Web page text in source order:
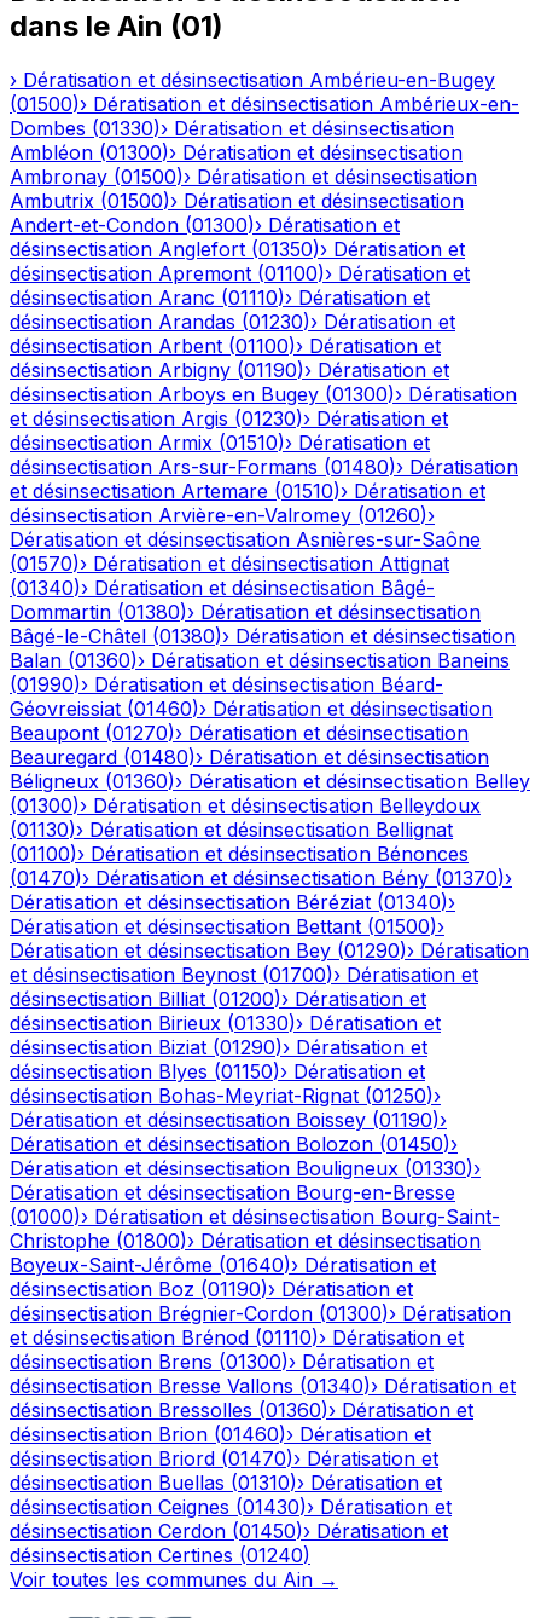
dans le Ain (01)
› Dératisation et désinsectisation Ambérieu-en-Bugey
(01500)› Dératisation et désinsectisation Ambérieux-en-
Dombes (01330)› Dératisation et désinsectisation
Ambléon (01300)› Dératisation et désinsectisation
Ambronay (01500)› Dératisation et désinsectisation
Ambutrix (01500)› Dératisation et désinsectisation
Andert-et-Condon (01300)› Dératisation et
désinsectisation Anglefort (01350)› Dératisation et
désinsectisation Apremont (01100)› Dératisation et
désinsectisation Aranc (01110)› Dératisation et
désinsectisation Arandas (01230)› Dératisation et
désinsectisation Arbent (01100)› Dératisation et
désinsectisation Arbigny (01190)› Dératisation et
désinsectisation Arboys en Bugey (01300)› Dératisation
et désinsectisation Argis (01230)› Dératisation et
désinsectisation Armix (01510)› Dératisation et
désinsectisation Ars-sur-Formans (01480)› Dératisation
et désinsectisation Artemare (01510)› Dératisation et
désinsectisation Arvière-en-Valromey (01260)›
Dératisation et désinsectisation Asnières-sur-Saône
(01570)› Dératisation et désinsectisation Attignat
(01340)› Dératisation et désinsectisation Bâgé-
Dommartin (01380)› Dératisation et désinsectisation
Bâgé-le-Châtel (01380)› Dératisation et désinsectisation
Balan (01360)› Dératisation et désinsectisation Baneins
(01990)› Dératisation et désinsectisation Béard-
Géovreissiat (01460)› Dératisation et désinsectisation
Beaupont (01270)› Dératisation et désinsectisation
Beauregard (01480)› Dératisation et désinsectisation
Béligneux (01360)› Dératisation et désinsectisation Belley
(01300)› Dératisation et désinsectisation Belleydoux
(01130)› Dératisation et désinsectisation Bellignat
(01100)› Dératisation et désinsectisation Bénonces
(01470)› Dératisation et désinsectisation Bény (01370)›
Dératisation et désinsectisation Béréziat (01340)›
Dératisation et désinsectisation Bettant (01500)›
Dératisation et désinsectisation Bey (01290)› Dératisation
et désinsectisation Beynost (01700)› Dératisation et
désinsectisation Billiat (01200)› Dératisation et
désinsectisation Birieux (01330)› Dératisation et
désinsectisation Biziat (01290)› Dératisation et
désinsectisation Blyes (01150)› Dératisation et
désinsectisation Bohas-Meyriat-Rignat (01250)›
Dératisation et désinsectisation Boissey (01190)›
Dératisation et désinsectisation Bolozon (01450)›
Dératisation et désinsectisation Bouligneux (01330)›
Dératisation et désinsectisation Bourg-en-Bresse
(01000)› Dératisation et désinsectisation Bourg-Saint-
Christophe (01800)› Dératisation et désinsectisation
Boyeux-Saint-Jérôme (01640)› Dératisation et
désinsectisation Boz (01190)› Dératisation et
désinsectisation Brégnier-Cordon (01300)› Dératisation
et désinsectisation Brénod (01110)› Dératisation et
désinsectisation Brens (01300)› Dératisation et
désinsectisation Bresse Vallons (01340)› Dératisation et
désinsectisation Bressolles (01360)› Dératisation et
désinsectisation Brion (01460)› Dératisation et
désinsectisation Briord (01470)› Dératisation et
désinsectisation Buellas (01310)› Dératisation et
désinsectisation Ceignes (01430)› Dératisation et
désinsectisation Cerdon (01450)› Dératisation et
désinsectisation Certines (01240)
Voir toutes les communes du Ain →